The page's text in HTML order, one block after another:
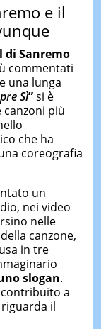
e il
di Sanremo
commentati
una lunga
Sì”si è
più
che ha
coreografia
un
nei video
nelle
canzone,
in tre
slogan.
a
il